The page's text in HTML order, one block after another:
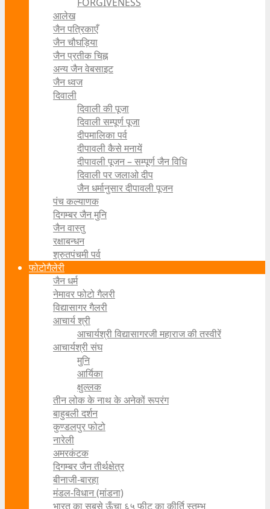
आलेख
जैन पत्रिकाएँ
जैन चौघड़िया
जैन प्रतीक चिह्न
अन्य जैन वेबसाइट
जैन ध्वज
दिवाली
दिवाली की पूजा
दिवाली सम्पूर्ण पूजा
दीपमालिका पर्व
दीपावली कैसे मनायें
दीपावली पूजन – सम्पूर्ण जैन विधि
दिवाली पर जलाओ दीप
जैन धर्मानुसार दीपावली पूजन
पंच कल्याणक
दिगम्बर जैन मुनि
जैन वास्तु
रक्षाबन्धन
श्रुतपंचमी पर्व
फोटोगैलेरी
जैन धर्म
नेमावर फोटो गैलरी
विद्यासागर गैलरी
आचार्य श्री
आचार्यश्री विद्यासागरजी महाराज की तस्वीरें
आचार्यश्री संघ
मुनि
आर्यिका
क्षुल्लक
तीन लोक के नाथ के अनेकों रूपरंग
बाहुबली दर्शन
कुण्डलपुर फोटो
नारेली
अमरकंटक
दिगम्बर जैन तीर्थक्षेत्र
बीनाजी-बारहा
मंडल-विधान (मांडना)
भारत का सबसे ऊँचा ६५ फीट का कीर्ति स्तम्भ